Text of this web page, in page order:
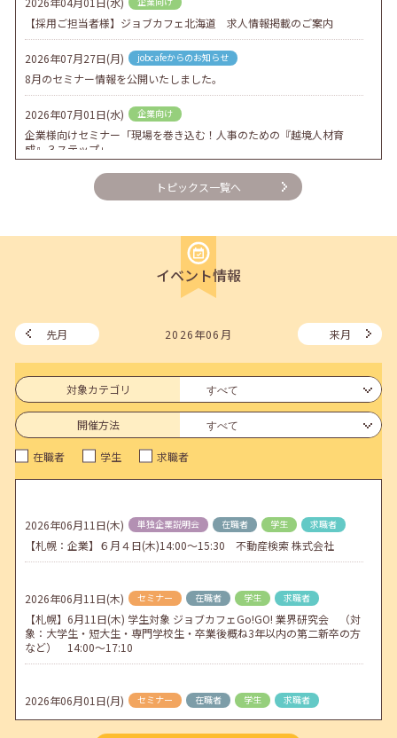
【採用ご担当者様】ジョブカフェ北海道 求人情報掲載のご案内
2026年07月27日(月) jobcafeからのお知らせ
8月のセミナー情報を公開いたしました。
2026年07月01日(水) 企業向け
企業様向けセミナー「現場を巻き込む！人事のための『越境人材育
成』３ステップ」
2026年06月26日(金) jobcafeからのお知らせ
7月のセミナー情報を公開いたしました。
2026年06月03日(水) jobcafeからのお知らせ
メールカウンセリング、就職決定報告フォーム復旧いたしました。
jobcafeからのお知らせ
についてのお知らせ
2026年04月25日(土) jobcafeからのお知らせ
5月のセミナー情報を公開いたしました。
2026年04月02日(木) jobcafeからのお知らせ
2026年04月01日(水) jobcafeからのお知らせ
地方拠点臨時閉所のお知らせ
トピックス一覧へ
イベント情報
先月 2026年06月 来月
対象カテゴリ
開催方法
在職者 学生 求職者
2026年06月11日(木) 単独企業説明会 在職者 学生 求職者
【札幌：企業】６月４日(木)14:00～15:30 不動産検索 株式会社
2026年06月11日(木) セミナー 在職者 学生 求職者
【札幌】6月11日(木) 学生対象 ジョブカフェGo!GO! 業界研究会 （対
象：大学生・短大生・専門学校生・卒業後概ね3年以内の第二新卒の方
など） 14:00～17:10
2026年06月01日(月) セミナー 在職者 学生 求職者
【函館・対面】6月3日（水）就勝塾 就活ストレス解消法 13:30～14:30